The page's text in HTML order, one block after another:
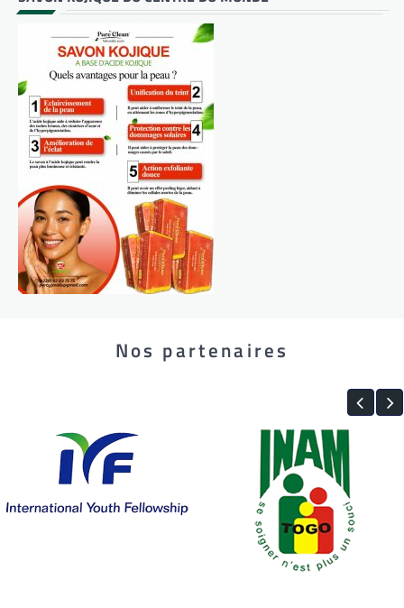
Nos partenaires